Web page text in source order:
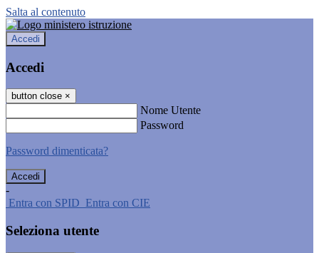
Salta al contenuto
Accedi
Accedi
button close ×
Nome Utente
Password
Password dimenticata?
-
Entra con SPID Entra con CIE
Seleziona utente